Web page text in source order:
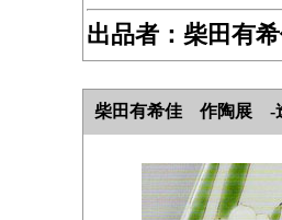
出品者：柴田有
柴田有希佳 作陶展 -